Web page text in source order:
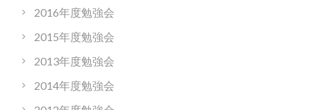
2016年度勉強会
2015年度勉強会
2013年度勉強会
2014年度勉強会